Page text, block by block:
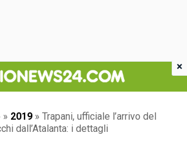
» 2019 » Trapani, ufficiale l’arrivo del
dall’Atalanta: i dettagli
×